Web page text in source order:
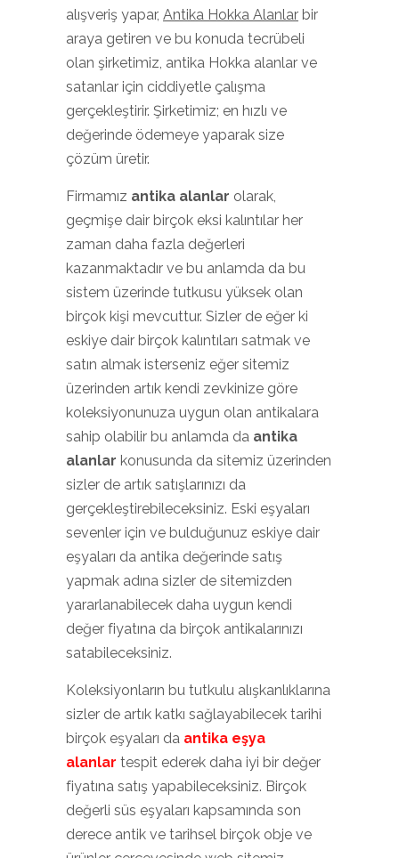
alışveriş yapar, Antika Hokka Alanlar bir
araya getiren ve bu konuda tecrübeli
olan şirketimiz, antika Hokka alanlar ve
satanlar için ciddiyetle çalışma
gerçekleştirir. Şirketimiz; en hızlı ve
değerinde ödemeye yaparak size
çözüm üretir.
Firmamız antika alanlar olarak,
geçmişe dair birçok eksi kalıntılar her
zaman daha fazla değerleri
kazanmaktadır ve bu anlamda da bu
sistem üzerinde tutkusu yüksek olan
birçok kişi mevcuttur. Sizler de eğer ki
eskiye dair birçok kalıntıları satmak ve
satın almak isterseniz eğer sitemiz
üzerinden artık kendi zevkinize göre
koleksiyonunuza uygun olan antikalara
sahip olabilir bu anlamda da antika
alanlar konusunda da sitemiz üzerinden
sizler de artık satışlarınızı da
gerçekleştirebileceksiniz. Eski eşyaları
sevenler için ve bulduğunuz eskiye dair
eşyaları da antika değerinde satış
yapmak adına sizler de sitemizden
yararlanabilecek daha uygun kendi
değer fiyatına da birçok antikalarınızı
satabileceksiniz.
Koleksiyonların bu tutkulu alışkanlıklarına
sizler de artık katkı sağlayabilecek tarihi
birçok eşyaları da antika eşya
alanlar tespit ederek daha iyi bir değer
fiyatına satış yapabileceksiniz. Birçok
değerli süs eşyaları kapsamında son
derece antik ve tarihsel birçok obje ve